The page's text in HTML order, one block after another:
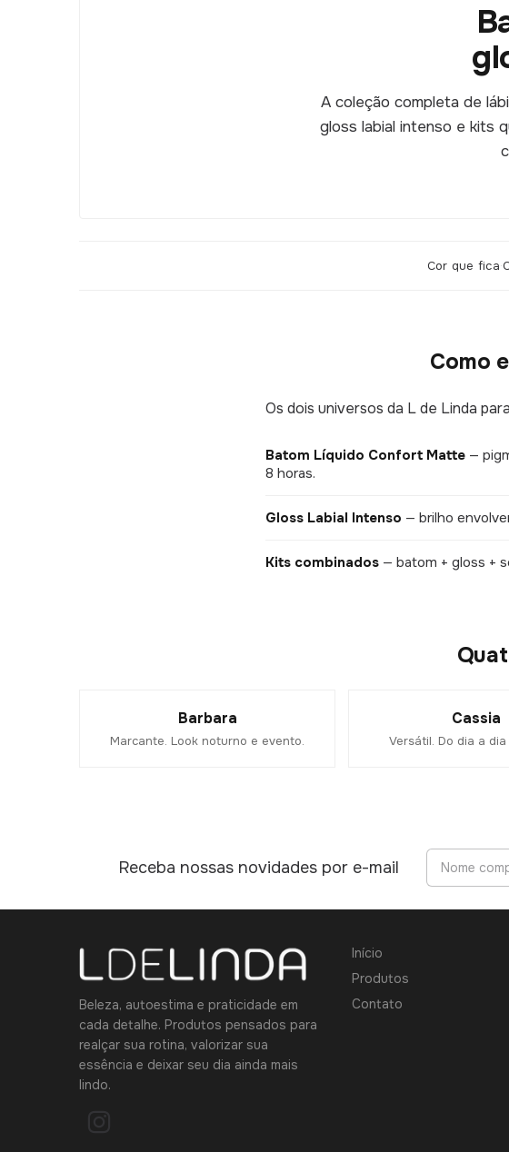
A coleção completa de
gloss labial intenso e kits
Cor que fica·
Como
Os dois universos da L de Linda
Batom Líquido Confort Matte —
8 horas.
Gloss Labial Intenso — brilho
Kits combinados — batom + gloss +
Barbara
Marcante. Look noturno e evento.
Cassia
Versátil. Do dia a
Receba nossas novidades por e-mail
Beleza, autoestima e praticidade em
cada detalhe. Produtos pensados para
realçar sua rotina, valorizar sua
essência e deixar seu dia ainda mais
lindo.
Início
Produtos
Contato